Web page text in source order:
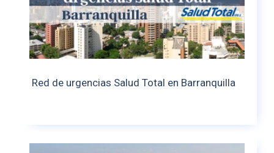
Red de urgencias Salud Total en Barranquilla